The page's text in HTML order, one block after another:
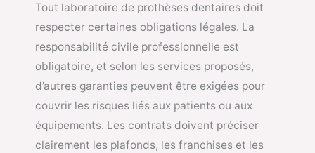
Tout laboratoire de prothèses dentaires doit
respecter certaines obligations légales. La
responsabilité civile professionnelle est
obligatoire, et selon les services proposés,
d’autres garanties peuvent être exigées pour
couvrir les risques liés aux patients ou aux
équipements. Les contrats doivent préciser
clairement les plafonds, les franchises et les